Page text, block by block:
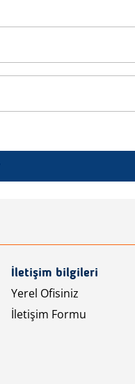
İletişim bilgileri
Yerel Ofisiniz
İletişim Formu